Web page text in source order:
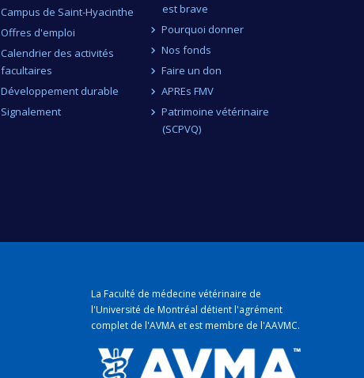
Campus de Saint-Hyacinthe
Offres d'emploi
Calendrier des activités
facultaires
Développement durable
Signalement
est brave
Pourquoi donner
Nos fonds
Faire un don
APREs FMV
Patrimoine vétérinaire
(SCPVQ)
La Faculté de médecine vétérinaire de
l'Université de Montréal détientl'agrément
complet de l'AVMA et est membre de l'AAVMC.